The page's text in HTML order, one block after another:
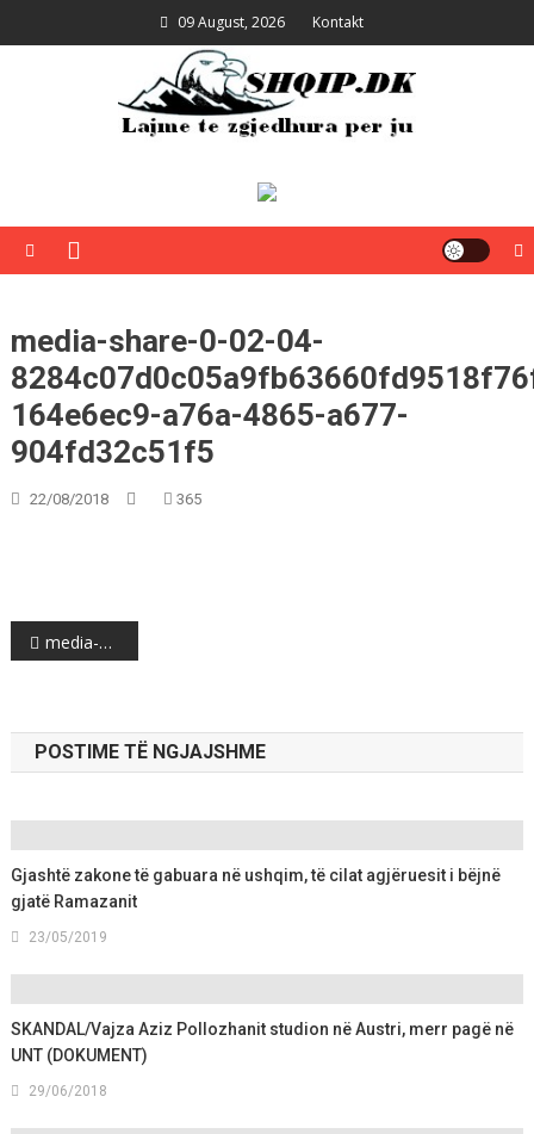
to
09 August, 2026 Kontakt
media-share-0-02-04-
164e6ec9-a76a-4865-a677-
904fd32c51f5
22/08/2018 365
Post
navigation
media-share-0-02-04-8284c07d0c05a9fb63660fd9518f76f42df8fcfb81d212e8a9e83d55c4461908-164e6ec9-a76a-4865-a677-904fd32c51f5
POSTIME TË NGJAJSHME
Gjashtë zakone të gabuara në ushqim, të cilat agjëruesit i bëjnë
gjatë Ramazanit
23/05/2019
SKANDAL/Vajza Aziz Pollozhanit studion në Austri, merr pagë në
UNT (DOKUMENT)
29/06/2018